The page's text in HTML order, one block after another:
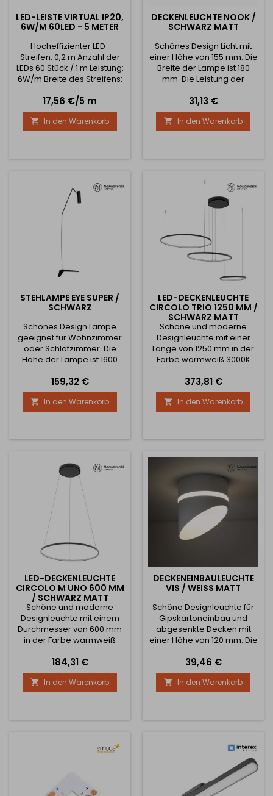
LED-LEISTE VIRTUAL IP20,
6W/M 60LED - 5 METER
Hocheffizienter LED-
Streifen, 0,2 m Anzahl der
LEDs 60 Stück / 1 m Leistung:
6W/m Breite des Streifens:
Erhältlich in 3 Farben: Kalt-,
neutral- und warmweiß.
Kabel an beiden Enden mit
MINI-Steckern zum
eine Stromquelle oder
markierten Stellen möglich,
an denen Lötstellen...
Preis
17,56 €/5 m
 In den Warenkorb
DECKENLEUCHTE NOOK /
SCHWARZ MATT
Schönes Design Licht mit
einer Höhe von 155 mm. Die
Breite der Lampe ist 180
mm. Die Leistung der
ohne Sensor.
Preis
31,13 €
 In den Warenkorb
STEHLAMPE EYE SUPER /
SCHWARZ
Schönes Design Lampe
geeignet für Wohnzimmer
oder Schlafzimmer. Die
Höhe der Lampe ist 1600
integrierten Schalter. Die
Länge des Netzkabels ist 1,7
m.
Preis
159,32 €
 In den Warenkorb
LED-DECKENLEUCHTE
CIRCOLO TRIO 1250 MM /
SCHWARZ MATT
Schöne und moderne
Designleuchte mit einer
Länge von 1250 mm in der
Farbe warmweiß 3000K
Die Lichtleistung beträgt
45W. Abstrahlwinkel 120°.
Preis
373,81 €
 In den Warenkorb
LED-DECKENLEUCHTE
CIRCOLO M UNO 600 MM
/ SCHWARZ MATT
Schöne und moderne
Designleuchte mit einem
Durchmesser von 600 mm
in der Farbe warmweiß
4000K. Die Lichtleistung
beträgt 21W. Abstrahlwinkel
120°.
Preis
184,31 €
 In den Warenkorb
DECKENEINBAULEUCHTE
VIS / WEISS MATT
Schöne Designleuchte für
Gipskartoneinbau und
abgesenkte Decken mit
einer Höhe von 120 mm. Die
85 mm. Die Lichtleistung
beträgt 12W.
Preis
39,46 €
 In den Warenkorb